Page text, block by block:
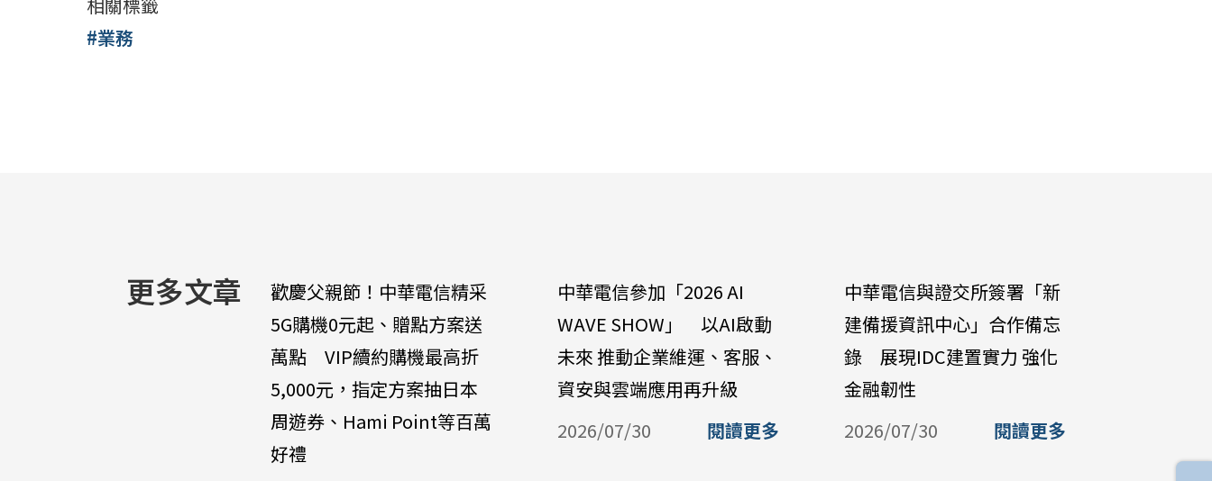
#業務
更多文章
歡慶父親節！中華電信精采
5G購機0元起、贈點方案送
萬點 VIP續約購機最高折
5,000元，指定方案抽日本
周遊券、Hami Point等百萬
好禮
中華電信參加「2026 AI
WAVE SHOW」 以AI啟動
未來 推動企業維運、客服、
資安與雲端應用再升級
2026/07/30
閱讀更多
中華電信與證交所簽署「新
建備援資訊中心」合作備忘
錄 展現IDC建置實力 強化
金融韌性
2026/07/30
閱讀更多
2026/07/